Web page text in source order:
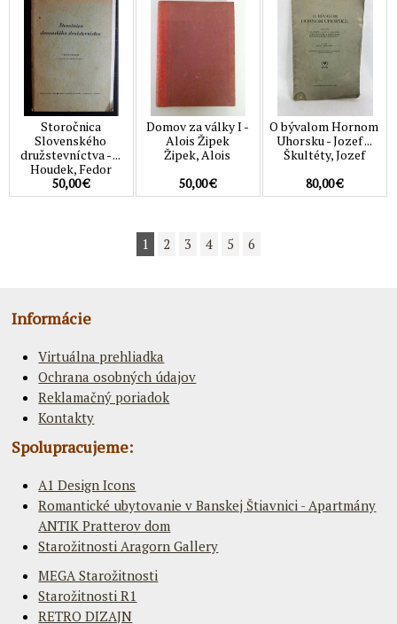
Storočnica
Slovenského
družstevníctva - ...
Houdek, Fedor
50,00 €
Domov za války I -
Alois Žipek
Žipek, Alois
50,00 €
O bývalom Hornom
Uhorsku - Jozef ...
Škultéty, Jozef
80,00 €
1 2 3 4 5 6
Informácie
Virtuálna prehliadka
Ochrana osobných údajov
Reklamačný poriadok
Kontakty
Spolupracujeme:
A1 Design Icons
Romantické ubytovanie v Banskej Štiavnici - Apartmány
ANTIK Pratterov dom
Starožitnosti Aragorn Gallery
MEGA Starožitnosti
Starožitnosti R1
RETRO DIZAJN